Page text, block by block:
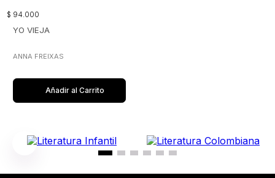
$ 94.000
YO VIEJA
ANNA FREIXAS
Añadir al Carrito